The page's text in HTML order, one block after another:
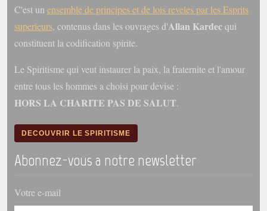
Enregistrements
Diaporamas
Powerpoints
Cours dispensés au Centre
Posez-nous des questions
Consultez les réponses
C'est un ensemble de principes et de lois reveles par les Esprits
superieurs, contenus dans les ouvrages d'Allan Kardecqui
constituent la codification spirite.
Le Spiritisme qui veut instaurer la paix, la fraternite et l'amour
entre tous les hommes a choisi pour devise :
HORS LA CHARITE PAS DE SALUT.
DECOUVRIR LE SPIRITISME
Abonnez-vous a notre newsletter
Votre e-mail